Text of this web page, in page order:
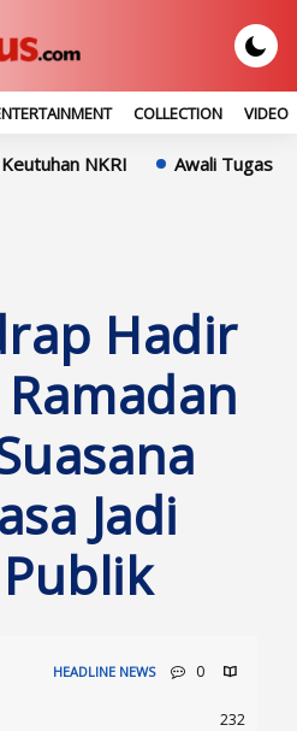
COLLECTION VIDEO
Awali Tugas Di Polres
Hadir
Jadi
HEADLINE NEWS 0
232